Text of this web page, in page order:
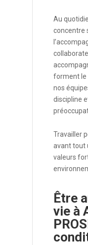
Au
concentre
forment le
nos
discipline
Travailler
avant tout
valeurs
Être
vie à